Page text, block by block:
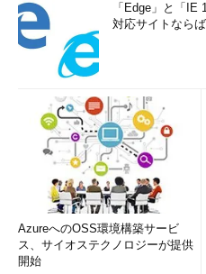
「Edge」と「
対応サイトなら
AzureへのOSS環境構築サービ
ス、サイオステクノロジーが提供
開始